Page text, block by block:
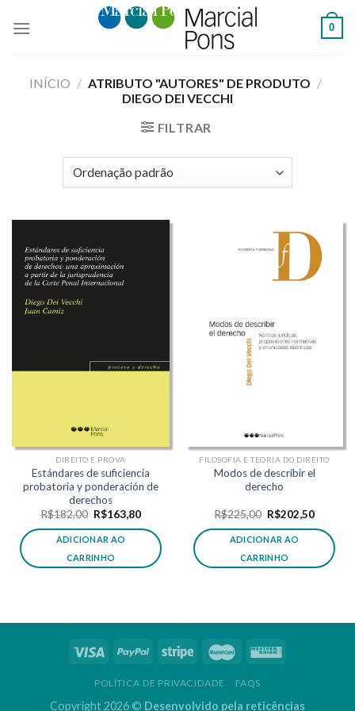
0
INÍCIO / ATRIBUTO "AUTORES" DE PRODUTO /
DIEGO DEI VECCHI
FILTRAR
DIREITO E PROVA
Estándares de suficiencia
probatoria y ponderación de
derechos
R$182,00 O
original
era:
R$182,00.
R$163,80O
atual
R$163,80.
ADICIONAR AO
CARRINHO
FILOSOFIA E TEORIA DO DIREITO
Modos de describir el
derecho
R$225,00 O
original
era:
R$225,00.
R$202,50O
atual
ADICIONAR AO
CARRINHO
POLÍTICA DE PRIVACIDADE FAQS
Copyright 2026 © Desenvolvido pela reticências